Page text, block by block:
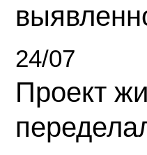
24/07
Проект